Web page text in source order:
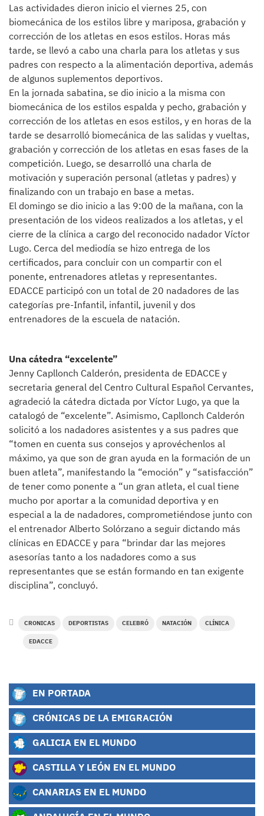
Las actividades dieron inicio el viernes 25, con
biomecánica de los estilos libre y mariposa, grabación y
corrección de los atletas en esos estilos. Horas más
tarde, se llevó a cabo una charla para los atletas y sus
padres con respecto a la alimentación deportiva, además
de algunos suplementos deportivos.
En la jornada sabatina, se dio inicio a la misma con
biomecánica de los estilos espalda y pecho, grabación y
corrección de los atletas en esos estilos, y en horas de la
tarde se desarrolló biomecánica de las salidas y vueltas,
grabación y corrección de los atletas en esas fases de la
competición. Luego, se desarrolló una charla de
motivación y superación personal (atletas y padres) y
finalizando con un trabajo en base a metas.
El domingo se dio inicio a las 9:00 de la mañana, con la
presentación de los videos realizados a los atletas, y el
cierre de la clínica a cargo del reconocido nadador Víctor
Lugo. Cerca del mediodía se hizo entrega de los
certificados, para concluir con un compartir con el
ponente, entrenadores atletas y representantes.
EDACCE participó con un total de 20 nadadores de las
categorías pre-Infantil, infantil, juvenil y dos
entrenadores de la escuela de natación.
Una cátedra “excelente”
Jenny Capllonch Calderón, presidenta de EDACCE y
secretaria general del Centro Cultural Español Cervantes,
agradeció la cátedra dictada por Víctor Lugo, ya que la
catalogó de “excelente”. Asimismo, Capllonch Calderón
solicitó a los nadadores asistentes y a sus padres que
“tomen en cuenta sus consejos y aprovéchenlos al
máximo, ya que son de gran ayuda en la formación de un
buen atleta”, manifestando la “emoción” y “satisfacción”
de tener como ponente a “un gran atleta, el cual tiene
mucho por aportar a la comunidad deportiva y en
especial a la de nadadores, comprometiéndose junto con
el entrenador Alberto Solórzano a seguir dictando más
clínicas en EDACCE y para “brindar dar las mejores
asesorías tanto a los nadadores como a sus
representantes que se están formando en tan exigente
disciplina”, concluyó.
CRONICAS DEPORTISTAS CELEBRÓ NATACIÓN CLÍNICA
EDACCE
EN PORTADA
CRÓNICAS DE LA EMIGRACIÓN
GALICIA EN EL MUNDO
CASTILLA Y LEÓN EN EL MUNDO
CANARIAS EN EL MUNDO